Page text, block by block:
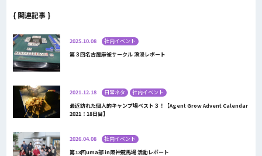
{ 関連記事 }
2025.10.08
社内イベント
第３回名古屋麻雀サークル 浪漫レポート
2021.12.18 日常ネタ
社内イベント
最近訪れた個人的キャンプ場ベスト３！【Agent Grow Advent Calendar
2021：18日目】
2026.04.08
社内イベント
第13回uma部 in阪神競馬場 活動レポート